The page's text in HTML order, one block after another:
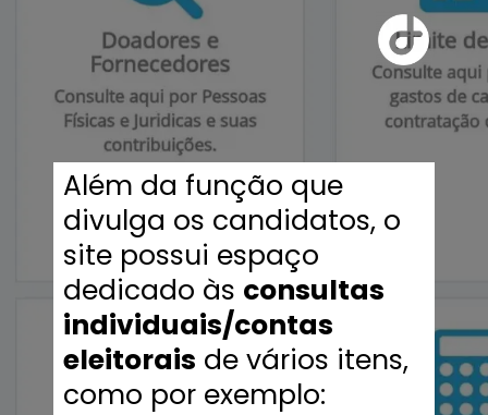
Além da função que
divulga os candidatos, o
site possui espaço
dedicado às consultas
individuais/contas
eleitorais de vários itens,
como por exemplo: